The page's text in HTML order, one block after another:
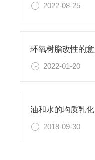
2022-08-25
2022-01-20
油和水的均质乳化
2018-09-30